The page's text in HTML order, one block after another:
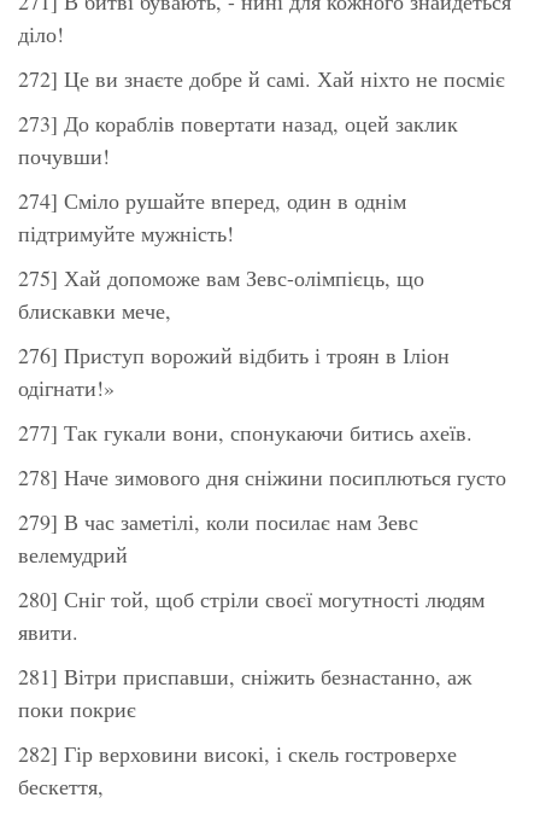
діло!
272] Це ви знаєте добре й самі. Хай ніхто не посміє
273] До кораблів повертати назад, оцей заклик
почувши!
274] Сміло рушайте вперед, один в однім
підтримуйте мужність!
275] Хай допоможе вам Зевс-олімпієць, що
блискавки мече,
276] Приступ ворожий відбить і троян в Іліон
одігнати!»
277] Так гукали вони, спонукаючи битись ахеїв.
278] Наче зимового дня сніжини посиплються густо
279] В час заметілі, коли посилає нам Зевс
велемудрий
280] Сніг той, щоб стріли своєї могутності людям
явити.
281] Вітри приспавши, сніжить безнастанно, аж
поки покриє
282] Гір верховини високі, і скель гостроверхе
бескеття,